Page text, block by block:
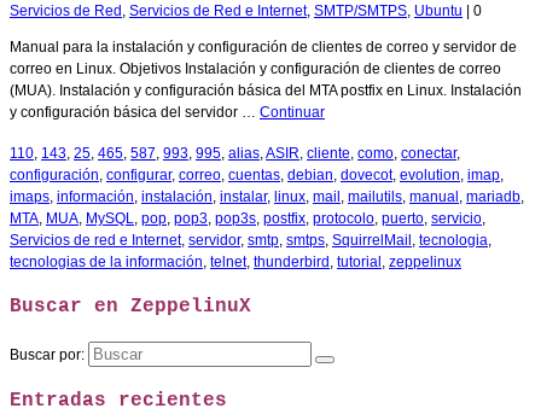
Servicios de Red Servicios de Red e Internet, SMTP/SMTPS Ubuntu | 0
Manual para la instalación y configuración de clientes de correo y servidor de
correo en Linux. Objetivos Instalación y configuración de clientes de correo
(MUA). Instalación y configuración básica del MTA postfix en Linux. Instalación
y configuración básica del servidor … Continuar
110 143 25 465 587 993 995 alias ASIR cliente como conectar,
configuración configurar, correo cuentas debian dovecot, evolution imap
imaps información instalación instalar, linux mail mailutils manual mariadb
MTA MUA MySQL pop pop3 pop3s postfix protocolo puerto servicio
Servicios de red e Internet, servidor, smtp smtps SquirrelMail tecnologia
tecnologias de la información telnet, thunderbird tutorial zeppelinux
Buscar en ZeppelinuX
Buscar por:
Entradas recientes